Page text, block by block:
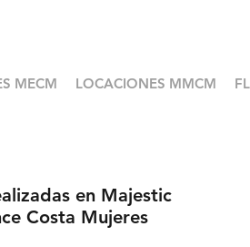
MECM LOCACIONES MMCM
en Majestic
Costa Mujeres